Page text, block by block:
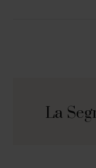
La